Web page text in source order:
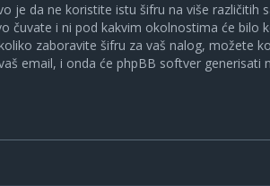
da ne koristite istu šifru na više različitih
i ni pod kakvim okolnostima će bilo
zaboravite šifru za vaš nalog, možete
email, i onda će phpBB softver generisati